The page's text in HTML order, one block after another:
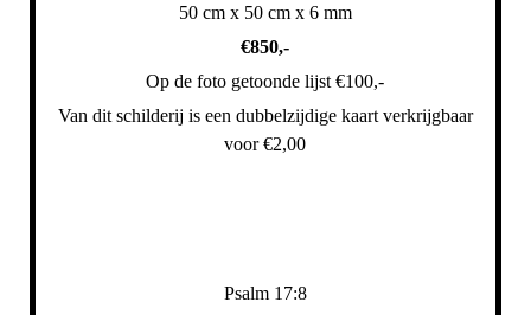
50 cm x 50 cm x 6 mm
€850,-
Op de foto getoonde lijst €100,-
Van dit schilderij is een dubbelzijdige kaart verkrijgbaar
voor €2,00
Psalm 17:8